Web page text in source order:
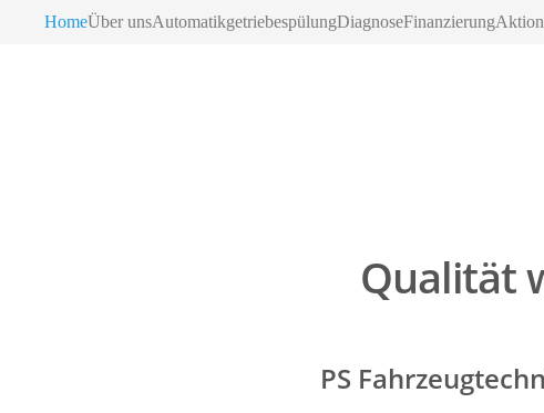
HomeÜber unsAutomatikgetriebespülungDiagnoseFinanzierung
Qualität
PS